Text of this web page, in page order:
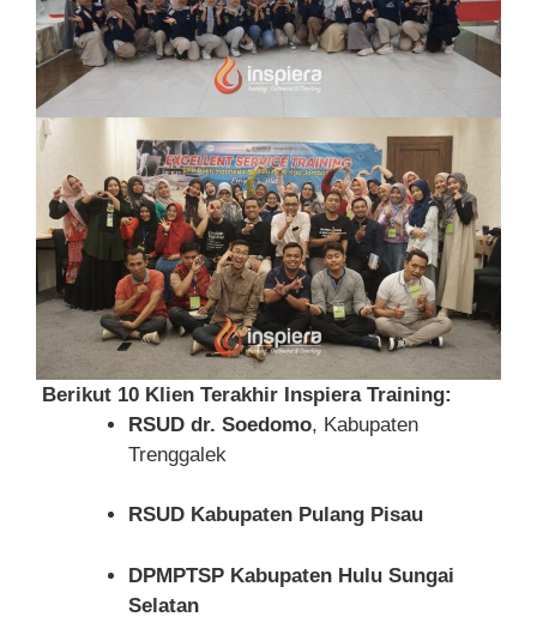
Berikut 10 Klien Terakhir Inspiera Training:
RSUD dr. Soedomo, Kabupaten
Trenggalek
RSUD Kabupaten Pulang Pisau
DPMPTSP Kabupaten Hulu Sungai
Selatan